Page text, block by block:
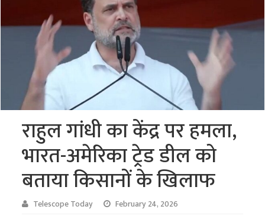
राहुल गांधी का केंद्र पर हमला,
भारत-अमेरिका ट्रेड डील को
बताया किसानों के खिलाफ
Telescope Today February 24, 2026